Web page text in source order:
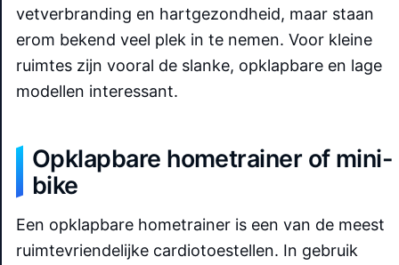
vetverbranding en hartgezondheid, maar staan
erom bekend veel plek in te nemen. Voor kleine
ruimtes zijn vooral de slanke, opklapbare en lage
modellen interessant.
Opklapbare hometrainer of mini-
bike
Een opklapbare hometrainer is een van de meest
ruimtevriendelijke cardiotoestellen. In gebruik